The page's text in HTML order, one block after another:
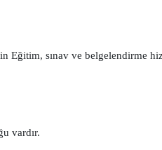
Eğitim, sınav ve belgelendirme
vardır.